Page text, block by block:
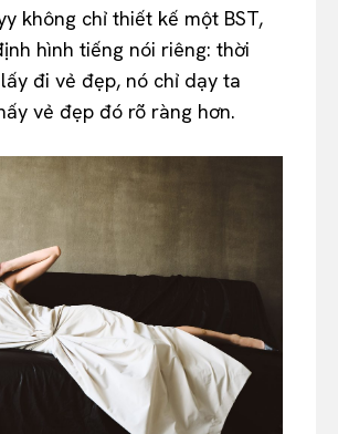
không chỉ thiết kế một BST,
hình tiếng nói riêng: thời
đi vẻ đẹp, nó chỉ dạy ta
vẻ đẹp đó rõ ràng hơn.